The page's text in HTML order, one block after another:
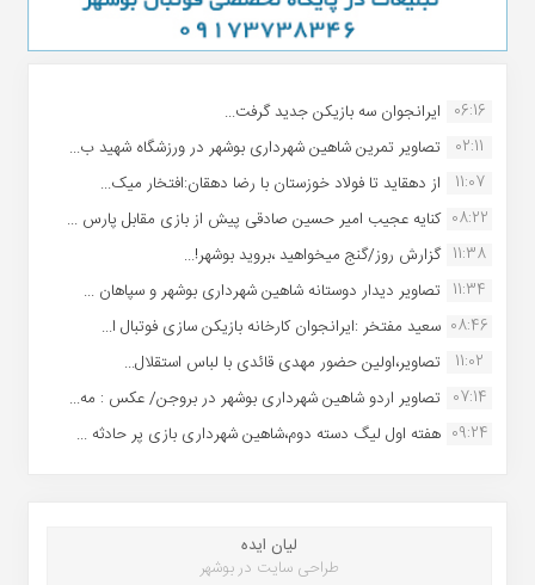
06:16 ایرانجوان سه بازیکن جدید گرفت...
02:11
تصاویر تمرین شاهین شهردارى بوشهر در ورزشگاه شهید ب...
11:07
از دهقاید تا فولاد خوزستان با رضا دهقان:افتخار میک...
08:22 کنایه عجیب امیر حسین صادقی پیش از بازی مقابل پارس ...
11:38 گزارش روز/گنج میخواهید ،بروید بوشهر!...
11:34 تصاویر دیدار دوستانه شاهین شهردارى بوشهر و سپاهان ...
08:46 سعید مفتخر :ایرانجوان کارخانه بازیکن سازی فوتبال ا...
11:02
تصاویر،اولین حضور مهدی قائدی با لباس استقلال...
07:14 تصاویر اردو شاهین شهرداری بوشهر در بروجن/ عکس : مه...
09:24 هفته اول لیگ دسته دوم،شاهین شهرداری بازی پر حادثه ...
لیان ایده
طراحی سایت در بوشهر